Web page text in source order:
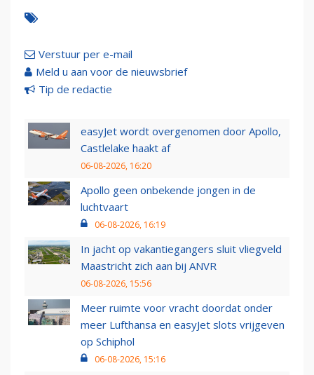
Verstuur per e-mail
Meld u aan voor de nieuwsbrief
Tip de redactie
easyJet wordt overgenomen door Apollo,
Castlelake haakt af
06-08-2026, 16:20
Apollo geen onbekende jongen in de
luchtvaart
06-08-2026, 16:19
In jacht op vakantiegangers sluit vliegveld
Maastricht zich aan bij ANVR
06-08-2026, 15:56
Meer ruimte voor vracht doordat onder
meer Lufthansa en easyJet slots vrijgeven
op Schiphol
06-08-2026, 15:16